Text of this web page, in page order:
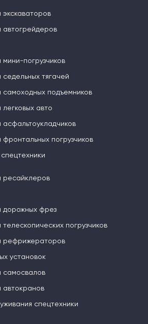
автогрейдеров
погрузчиков
тягачей
самоходных подъемников
авто
погрузчиков
ресайклеров
дорожных фрез
погрузчиков
рефрижераторов
установок
самосвалов
автокранов
спецтехники